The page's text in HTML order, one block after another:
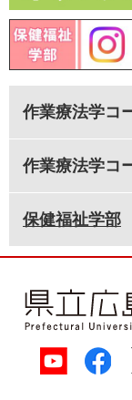
作業療法学コ
作業療法学コ
保健福祉学部